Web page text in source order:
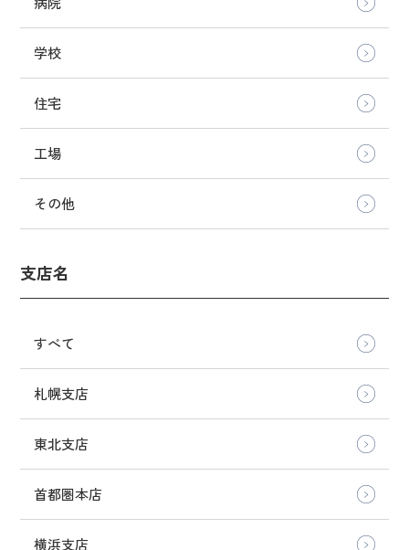
学校
住宅
工場
その他
支店名
すべて
札幌支店
東北支店
首都圏本店
横浜支店